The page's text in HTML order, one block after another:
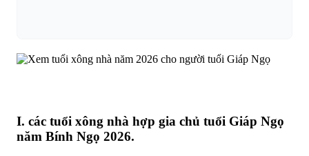
I. các tuổi xông nhà hợp gia chủ tuổi Giáp Ngọ
năm Bính Ngọ 2026.